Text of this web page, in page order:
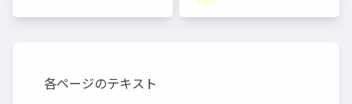
各ページのテキスト